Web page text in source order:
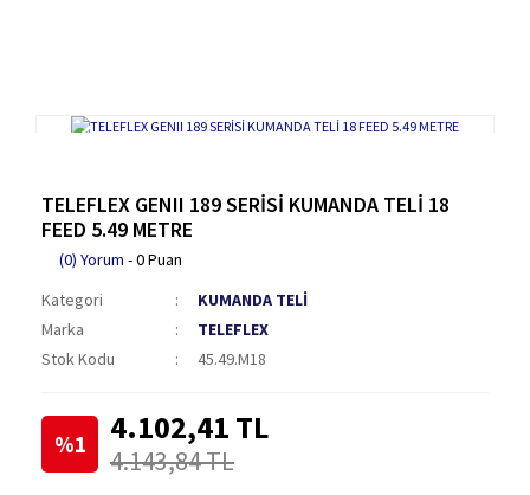
TELEFLEX GENII 189 SERİSİ KUMANDA TELİ 18
FEED 5.49 METRE
(0) Yorum - 0 Puan
Kategori
KUMANDA TELİ
Marka
TELEFLEX
Stok Kodu
45.49.M18
%1 4.102,41 TL
4.143,84 TL